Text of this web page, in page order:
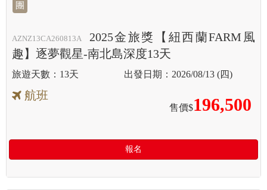
團
AZNZ13CA260813A
2025金旅獎【紐西蘭FARM風
趣】逐夢觀星-南北島深度13天
13天 2026/08/13 (四)
航班
售價$196,500
報名